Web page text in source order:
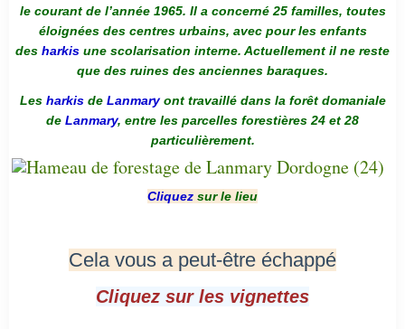
le courant de l’année 1965. Il a concerné 25 familles, toutes
éloignées des centres urbains, avec pour les enfants
des harkis une scolarisation interne. Actuellement il ne reste
que des ruines des anciennes baraques.
Les harkis de Lanmaryont travaillé dans la forêt domaniale
de Lanmary, entre les parcelles forestières 24 et 28
particulièrement.
Cliquez sur le lieu
Cela vous a peut-être échappé
Cliquez sur les vignettes